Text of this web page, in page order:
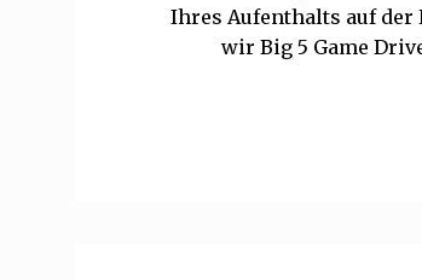
Ihres Aufenthalts auf der
wir Big 5 Game